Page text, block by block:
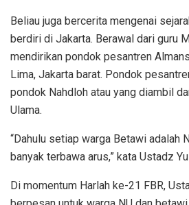
Beliau juga bercerita mengenai
berdiri di Jakarta. Berawal dari guru
mendirikan pondok pesantren
Lima, Jakarta barat. Pondok
pondok Nahdloh atau yang diambil
Ulama.
“Dahulu setiap warga Betawi adalah
banyak terbawa arus,” kata Ustadz
Di momentum Harlah ke-21 FBR,